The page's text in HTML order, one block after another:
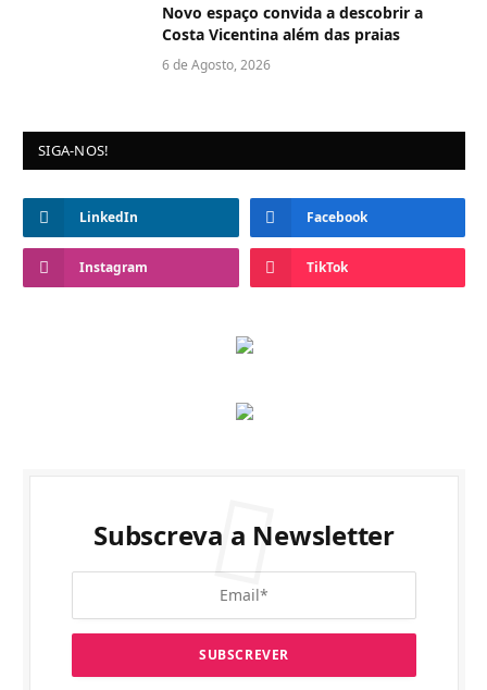
Novo espaço convida a descobrir a
Costa Vicentina além das praias
6 de Agosto, 2026
SIGA-NOS!
LinkedIn Facebook
Instagram TikTok
Subscreva a Newsletter